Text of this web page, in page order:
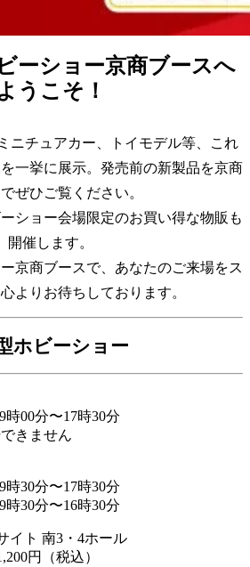
ーショー京商ブースへ
うこそ！
ニチュアカー、トイモデル等、これ
一挙に展示。発売前の新製品を京商
ぜひご覧ください。
ショー会場限定のお買い得な物販も
開催します。
京商ブースで、あなたのご来場をス
よりお待ちしております。
ホビーショー
00分〜17時30分
きません
30分〜17時30分
30分〜16時30分
ト 南3・4ホール
円（税込）